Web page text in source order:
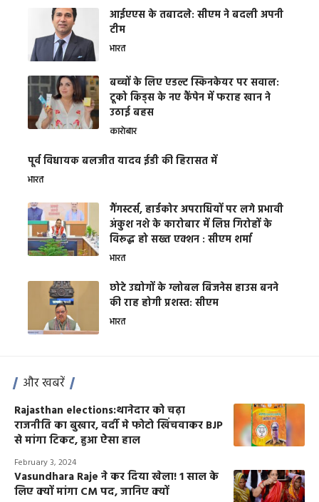
आईएएस के तबादले: सीएम ने बदली अपनी
टीम
भारत
बच्चों के लिए एडल्ट स्किनकेयर पर सवाल:
टूको किड्स के नए कैंपेन में फराह खान ने
उठाई बहस
कारोबार
पूर्व विधायक बलजीत यादव ईडी की हिरासत में
भारत
गैंगस्टर्स, हार्डकोर अपराधियों पर लगे प्रभावी
अंकुश नशे के कारोबार में लिप्त गिरोहों के
विरूद्ध हो सख्त एक्शन : सीएम शर्मा
भारत
छोटे उद्योगों के ग्लोबल बिजनेस हाउस बनने
की राह होगी प्रशस्त: सीएम
भारत
और खबरें
Rajasthan elections:थानेदार को चढ़ा
राजनीति का बुखार, वर्दी मे फोटो खिंचवाकर BJP
से मांगा टिकट, हुआ ऐसा हाल
February 3, 2024
Vasundhara Raje ने कर दिया खेला! 1 साल के
लिए क्यों मांगा CM पद, जानिए क्यों